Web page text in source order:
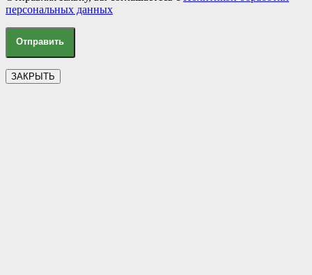
персональных данных
ЗАКРЫТЬ